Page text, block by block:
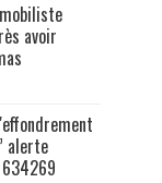
avoir
alerte